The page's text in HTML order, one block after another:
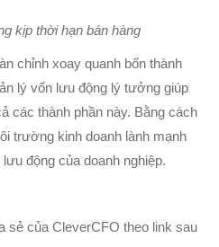
kịp thời hạn bán hàng
chỉnh xoay quanh bốn thành
lý vốn lưu động lý tưởng giúp
các thành phần này. Bằng cách
trường kinh doanh lành mạnh
động của doanh nghiệp.
sẻ của CleverCFO theo link sau